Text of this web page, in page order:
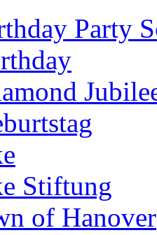
Party
Stiftung
of Hanover